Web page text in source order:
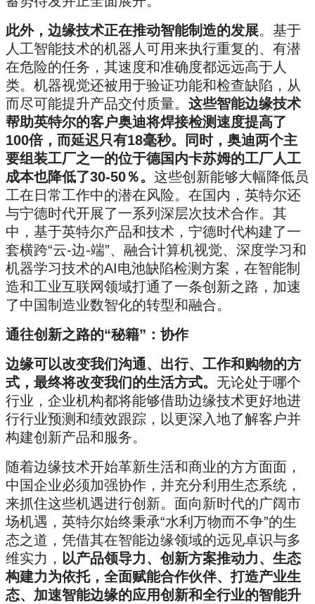
此外，边缘技术正在推动智能制造的发展。基于
人工智能技术的机器人可用来执行重复的、有潜
在危险的任务，其速度和准确度都远远高于人
类。机器视觉还被用于验证功能和检查缺陷，从
而尽可能提升产品交付质量。 这些智能边缘技术
帮助英特尔的客户奥迪将焊接检测速度提高了
100倍，而延迟只有18毫秒。同时，奥迪两个主
要组装工厂之一的位于德国内卡苏姆的工厂人工
成本也降低了30-50％。 这些创新能够大幅降低员
工在日常工作中的潜在风险。在国内，英特尔还
与宁德时代开展了一系列深层次技术合作。其
中，基于英特尔产品和技术，宁德时代构建了一
套横跨“云-边-端”、融合计算机视觉、深度学习和
机器学习技术的AI电池缺陷检测方案，在智能制
造和工业互联网领域打通了一条创新之路，加速
了中国制造业数智化的转型和融合。
通往创新之路的“秘籍”：协作
边缘可以改变我们沟通、出行、工作和购物的方
式，最终将改变我们的生活方式。 无论处于哪个
行业，企业机构都将能够借助边缘技术更好地进
行行业预测和绩效跟踪，以更深入地了解客户并
构建创新产品和服务。
随着边缘技术开始革新生活和商业的方方面面，
中国企业必须加强协作，并充分利用生态系统，
来抓住这些机遇进行创新。面向新时代的广阔市
场机遇，英特尔始终秉承“水利万物而不争”的生
态之道，凭借其在智能边缘领域的远见卓识与多
维实力， 以产品领导力、创新方案推动力、生态
构建力为依托，全面赋能合作伙伴、打造产业生
态、加速智能边缘的应用创新和全行业的智能升